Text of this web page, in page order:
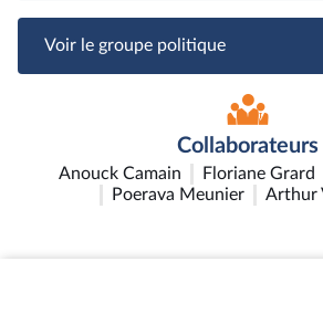
Voir le groupe politique
Collaborateurs
Anouck Camain Floriane Grard
Poerava Meunier
Arthur